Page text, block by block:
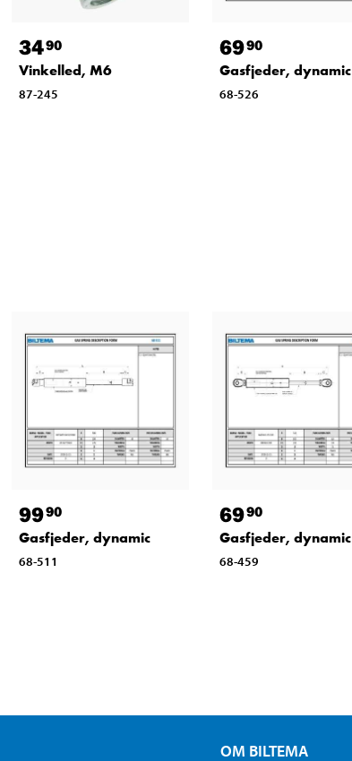
3490
Vinkelled, M6
87-245
6990
Gasfjeder, dynamic
68-526
9990
Gasfjeder, dynamic
68-511
6990
Gasfjeder, dynamic
68-459
OM BILTEMA